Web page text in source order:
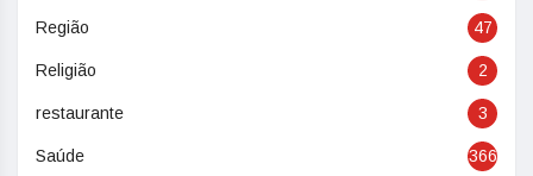
Região 47
Religião 2
restaurante 3
Saúde 366